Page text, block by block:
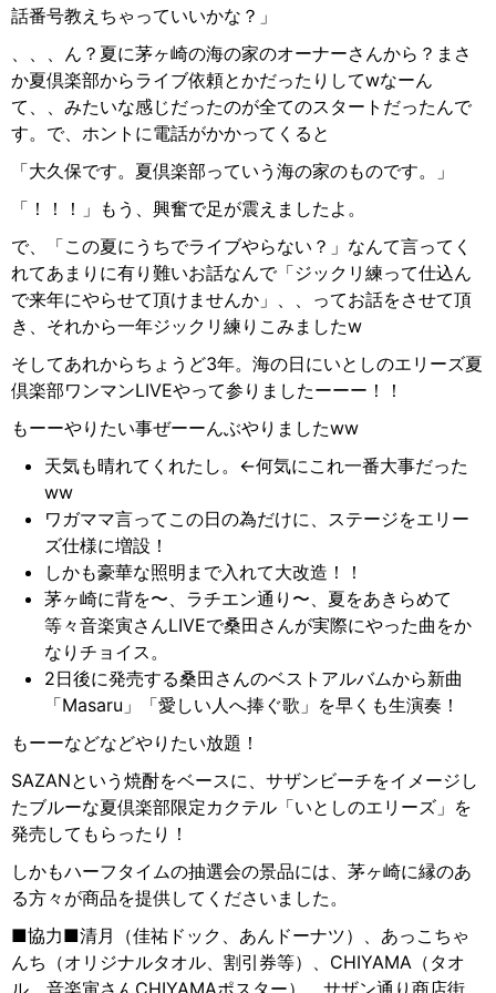
話番号教えちゃっていいかな？」
、、、ん？夏に茅ヶ崎の海の家のオーナーさんから？まさ
か夏倶楽部からライブ依頼とかだったりしてwなーん
て、、みたいな感じだったのが全てのスタートだったんで
す。で、ホントに電話がかかってくると
「大久保です。夏倶楽部っていう海の家のものです。」
「！！！」もう、興奮で足が震えましたよ。
で、「この夏にうちでライブやらない？」なんて言ってく
れてあまりに有り難いお話なんで「ジックリ練って仕込ん
で来年にやらせて頂けませんか」、、ってお話をさせて頂
き、それから一年ジックリ練りこみましたw
そしてあれからちょうど3年。海の日にいとしのエリーズ夏
倶楽部ワンマンLIVEやって参りましたーーー！！
もーーやりたい事ぜーーんぶやりましたww
天気も晴れてくれたし。←何気にこれ一番大事だった
ww
ワガママ言ってこの日の為だけに、ステージをエリー
ズ仕様に増設！
しかも豪華な照明まで入れて大改造！！
茅ヶ崎に背を〜、ラチエン通り〜、夏をあきらめて
等々音楽寅さんLIVEで桑田さんが実際にやった曲をか
なりチョイス。
2日後に発売する桑田さんのベストアルバムから新曲
「Masaru」「愛しい人へ捧ぐ歌」を早くも生演奏！
もーーなどなどやりたい放題！
SAZANという焼酎をベースに、サザンビーチをイメージし
たブルーな夏倶楽部限定カクテル「いとしのエリーズ」を
発売してもらったり！
しかもハーフタイムの抽選会の景品には、茅ヶ崎に縁のあ
る方々が商品を提供してくださいました。
■協力■清月（佳祐ドック、あんドーナツ）、あっこちゃ
んち（オリジナルタオル、割引券等）、CHIYAMA（タオ
ル、音楽寅さんCHIYAMAポスター）、サザン通り商店街